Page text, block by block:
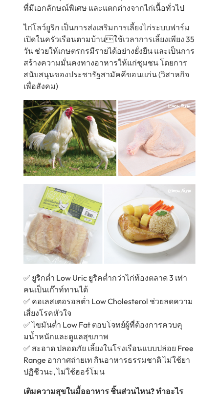
ที่มีเอกลักษณ์พิเศษ และแตกต่างจากไก่เนื้อทั่วไป
ไก่โลว์ยูริก เป็นการส่งเสริมการเลี้ยงไก่ระบบฟาร์ม
เปิดในครัวเรือนตามบ้านใช้เวลาการเลี้ยงเพียง 35
วัน ช่วยให้เกษตรกรมีรายได้อย่างยั่งยืน และเป็นการ
สร้างความมั่นคงทางอาหารให้แก่ชุมชน โดยการ
สนับสนุนของประชารัฐสามัคคีขอนแก่น (วิสาหกิจ
เพื่อสังคม)
✅ ยูริกตํ่า Low Uric ยูริคตํ่ากว่าไก่ท้องตลาด 3 เท่า
คนเป็นเก๊าท์ทานได้
✅ คอเลสเตอรอลตํ่า Low Cholesterol ช่วยลดความ
เสี่ยงโรคหัวใจ
✅ ไขมันตํ่า Low Fat ตอบโจทย์ผู้ที่ต้องการควบคุ
มนํ้าหนักและดูแลสุขภาพ
✅ สะอาด ปลอดภัย เลี้ยงในโรงเรือนแบบปล่อย Free
Range อากาศถ่ายเท กินอาหารธรรมชาติ ไม่ใช้ยา
ปฏิชีวนะ, ไม่ใช้ฮอร์โมน
เติมความสุขในมื้ออาหาร ชิ้นส่วนไหน? ทำอะไร